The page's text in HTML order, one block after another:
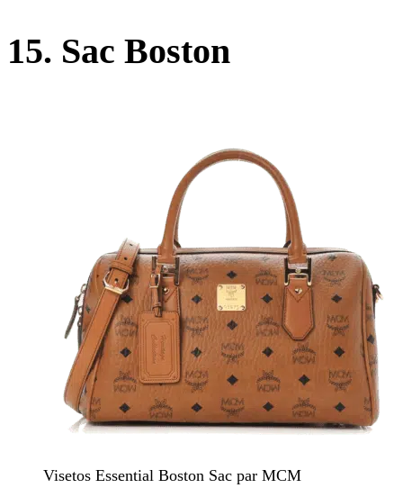
15. Sac Boston
Visetos Essential Boston Sac par MCM